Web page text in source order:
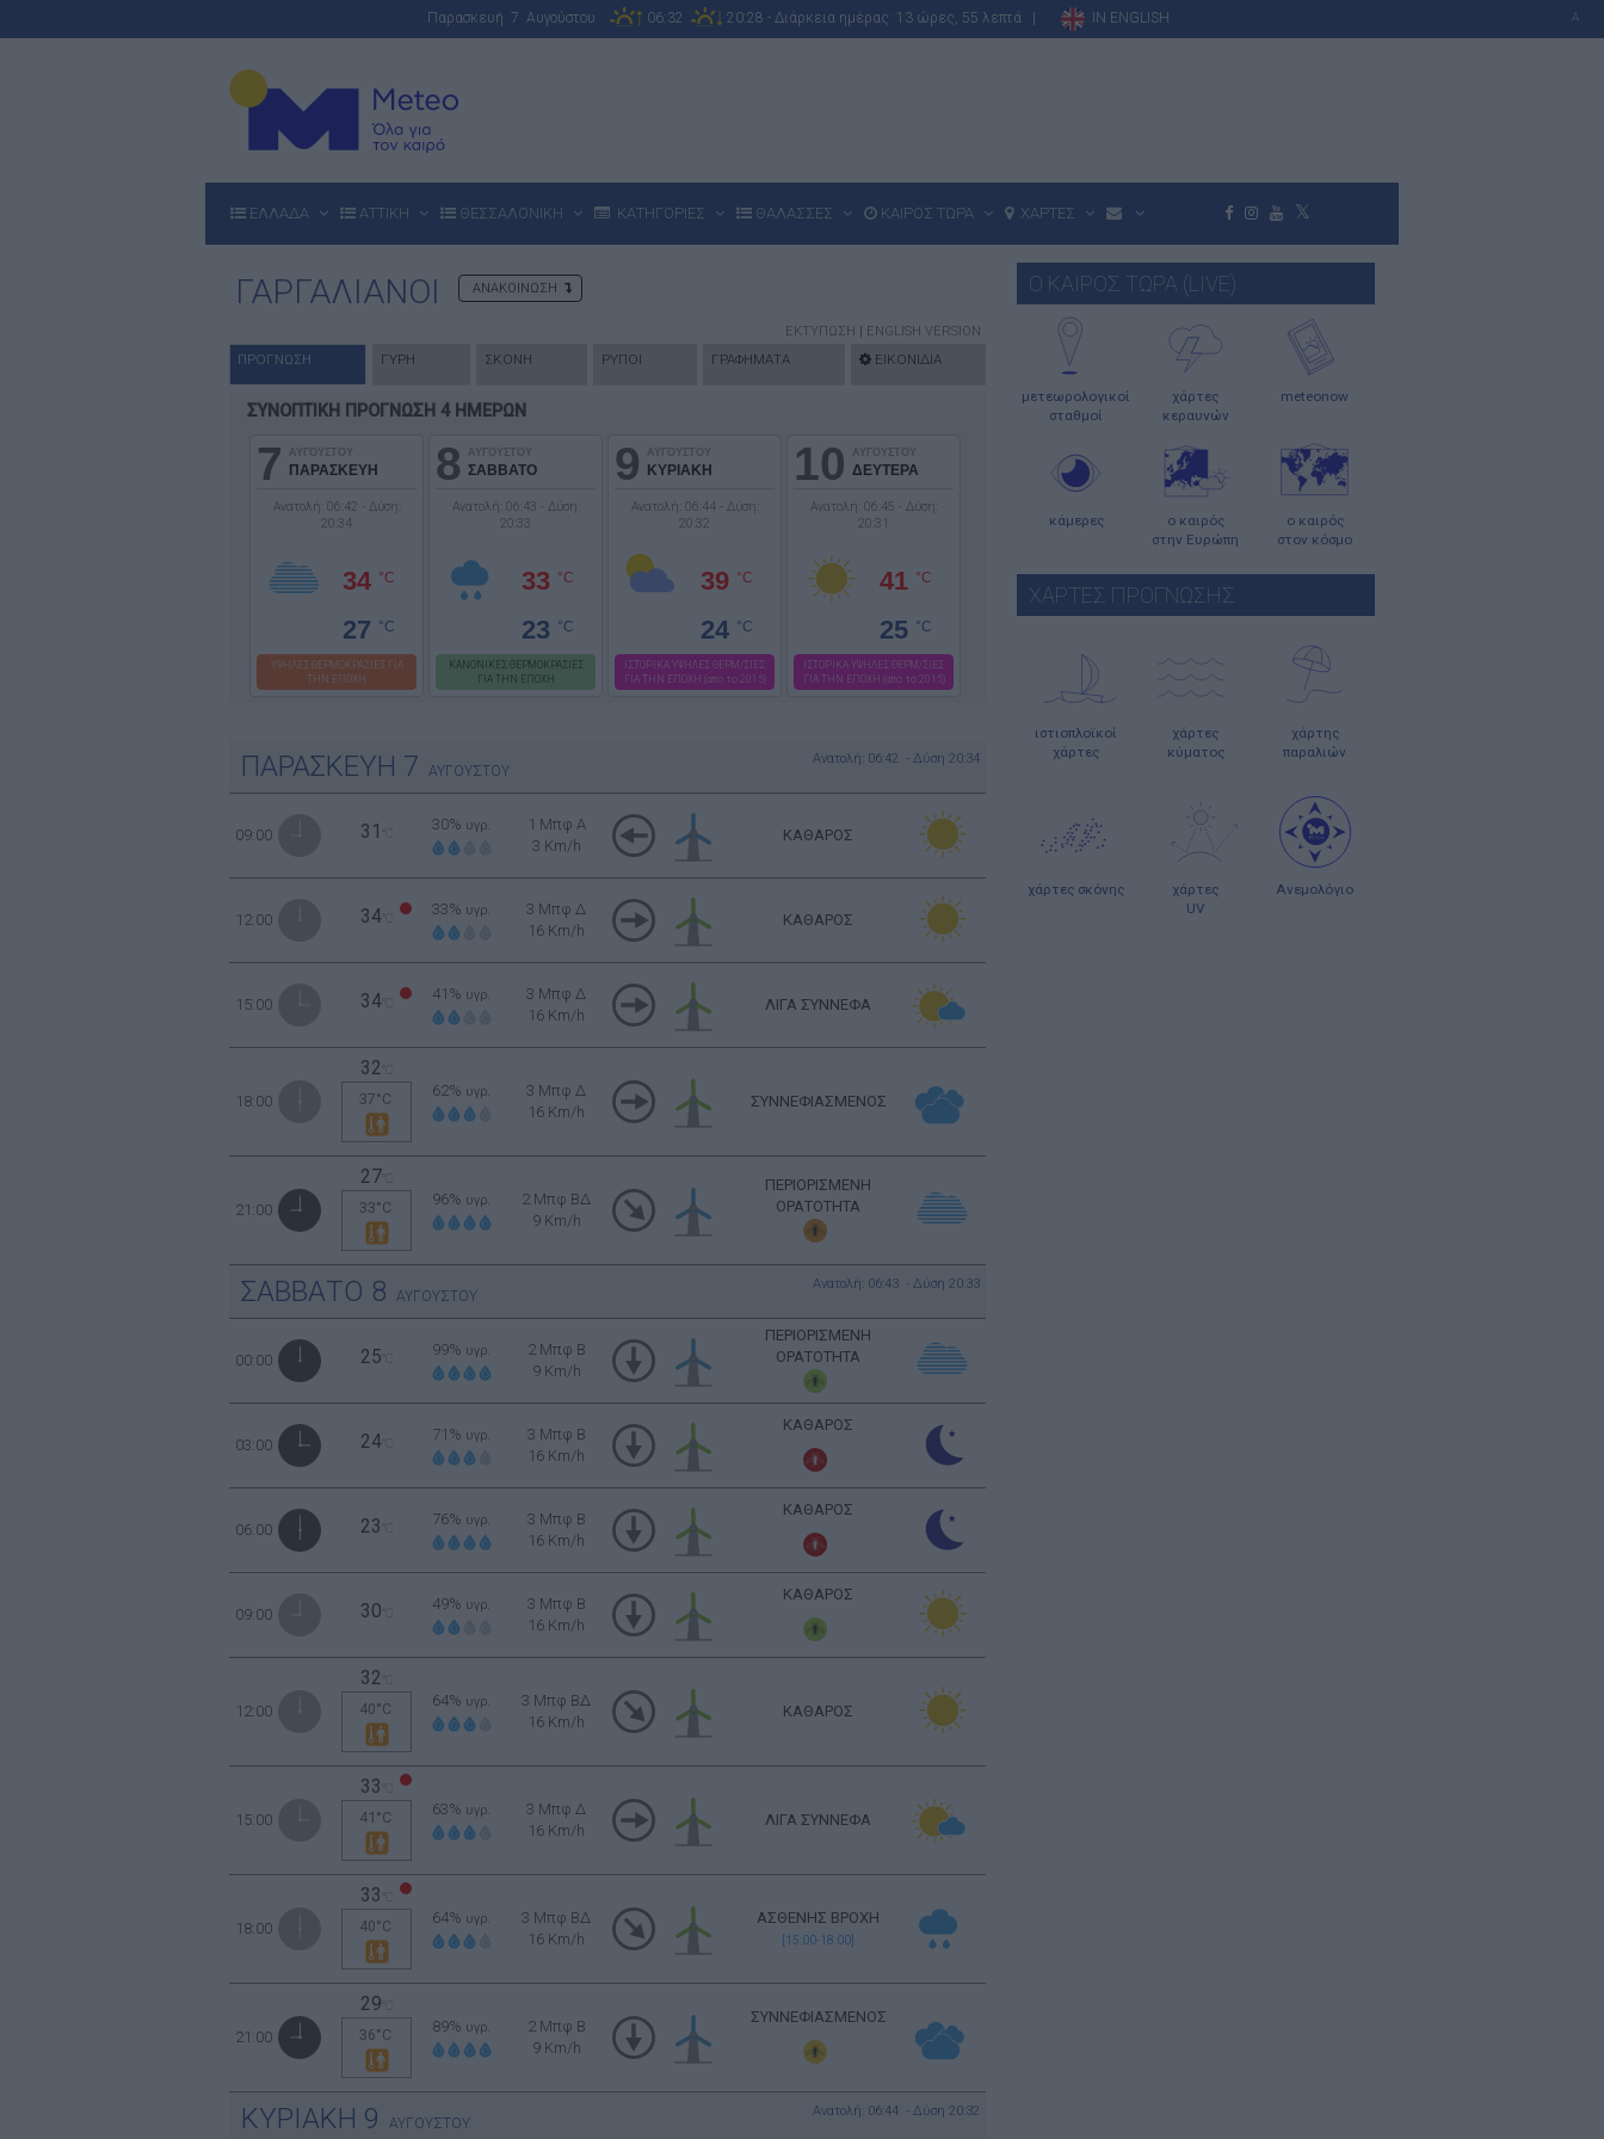
Παρασκευή 7 Αυγούστου 06:32 20:28 - Διάρκεια ημέρας: 13 ώρες, 55 λεπτά | IN ENGLISH A
ΕΛΛΑΔΑ ΑΤΤΙΚΗ ΘΕΣΣΑΛΟΝΙΚΗ ΚΑΤΗΓΟΡΙΕΣ ΘΑΛΑΣΣΕΣ ΚΑΙΡΟΣ ΤΩΡΑ ΧΑΡΤΕΣ
ΓΑΡΓΑΛΙΑΝΟΙ ΑΝΑΚΟΙΝΩΣΗ
ΕΚΤΥΠΩΣΗ | ENGLISH VERSION
ΠΡΟΓΝΩΣΗ ΓΥΡΗ ΣΚΟΝΗ ΡΥΠΟΙ ΓΡΑΦΗΜΑΤΑ ΕΙΚΟΝΙΔΙΑ
ΣΥΝΟΠΤΙΚΗ ΠΡΟΓΝΩΣΗ 4 ΗΜΕΡΩΝ
7 ΑΥΓΟΥΣΤΟΥ
ΠΑΡΑΣΚΕΥΗ
Ανατολή: 06:42 - Δύση:
20:34
34 °C
27 °C
ΥΨΗΛΕΣ ΘΕΡΜΟΚΡΑΣΙΕΣ ΓΙΑ
ΤΗΝ ΕΠΟΧΗ
8 ΑΥΓΟΥΣΤΟΥ
ΣΑΒΒΑΤΟ
Ανατολή: 06:43 - Δύση:
20:33
33 °C
23 °C
ΚΑΝΟΝΙΚΕΣ ΘΕΡΜΟΚΡΑΣΙΕΣ
ΓΙΑ ΤΗΝ ΕΠΟΧΗ
9 ΑΥΓΟΥΣΤΟΥ
ΚΥΡΙΑΚΗ
Ανατολή: 06:44 - Δύση:
20:32
39 °C
24 °C
ΙΣΤΟΡΙΚΑ ΥΨΗΛΕΣ ΘΕΡΜ/ΣΙΕΣ
ΓΙΑ ΤΗΝ ΕΠΟΧΗ (απο το 2015)
10 ΑΥΓΟΥΣΤΟΥ
ΔΕΥΤΕΡΑ
Ανατολή: 06:45 - Δύση:
20:31
41 °C
25 °C
ΙΣΤΟΡΙΚΑ ΥΨΗΛΕΣ ΘΕΡΜ/ΣΙΕΣ
ΓΙΑ ΤΗΝ ΕΠΟΧΗ (απο το 2015)
ΠΑΡΑΣΚΕΥΗ 7 ΑΥΓΟΥΣΤΟΥ
Ανατολή: 06:42 - Δύση 20:34
09:00 31 30% υγρ.
1 Μπφ Α
3 Km/h
ΚΑΘΑΡΟΣ
12:00 34°C
33% υγρ.
3 Μπφ Δ
16 Km/h
ΚΑΘΑΡΟΣ
15:00 34°C
41% υγρ.
3 Μπφ Δ
16 Km/h
ΛΙΓΑ ΣΥΝΝΕΦΑ
18:00
32
37°C 62% υγρ.
3 Μπφ Δ
16 Km/h
ΣΥΝΝΕΦΙΑΣΜΕΝΟΣ
21:00
27
33°C 96% υγρ.
2 Μπφ ΒΔ
9 Km/h
ΠΕΡΙΟΡΙΣΜΕΝΗ
ΟΡΑΤΟΤΗΤΑ
ΣΑΒΒΑΤΟ 8 ΑΥΓΟΥΣΤΟΥ
Ανατολή: 06:43 - Δύση 20:33
00:00 25 99% υγρ.
2 Μπφ B
9 Km/h
ΠΕΡΙΟΡΙΣΜΕΝΗ
ΟΡΑΤΟΤΗΤΑ
03:00 24°C
71% υγρ.
3 Μπφ B
16 Km/h
ΚΑΘΑΡΟΣ
06:00 23 76% υγρ.
3 Μπφ B
16 Km/h
ΚΑΘΑΡΟΣ
09:00 30 49% υγρ.
3 Μπφ B
16 Km/h
ΚΑΘΑΡΟΣ
12:00
32
40°C 64% υγρ.
3 Μπφ ΒΔ
16 Km/h
ΚΑΘΑΡΟΣ
15:00
33
41°C 63% υγρ.
3 Μπφ Δ
16 Km/h
ΛΙΓΑ ΣΥΝΝΕΦΑ
18:00
33
40°C 64% υγρ.
3 Μπφ ΒΔ
16 Km/h
ΑΣΘΕΝΗΣ ΒΡΟΧΗ
[15:00-18:00]
21:00
29
36°C 89% υγρ.
2 Μπφ B
9 Km/h
ΣΥΝΝΕΦΙΑΣΜΕΝΟΣ
ΚΥΡΙΑΚΗ 9 ΑΥΓΟΥΣΤΟΥ
Ανατολή: 06:44 - Δύση 20:32
Ο ΚΑΙΡΟΣ ΤΩΡΑ (LIVE)
μετεωρολογικοί
σταθμοί
χάρτες
κεραυνών
meteonow
κάμερες
ο καιρός
στην Ευρώπη
ο καιρός
στον κόσμο
ΧΑΡΤΕΣ ΠΡΟΓΝΩΣΗΣ
ιστιοπλοϊκοί
χάρτες
χάρτες
κύματος
χάρτης
παραλιών
χάρτες σκόνης
χάρτες
UV
Ανεμολόγιο